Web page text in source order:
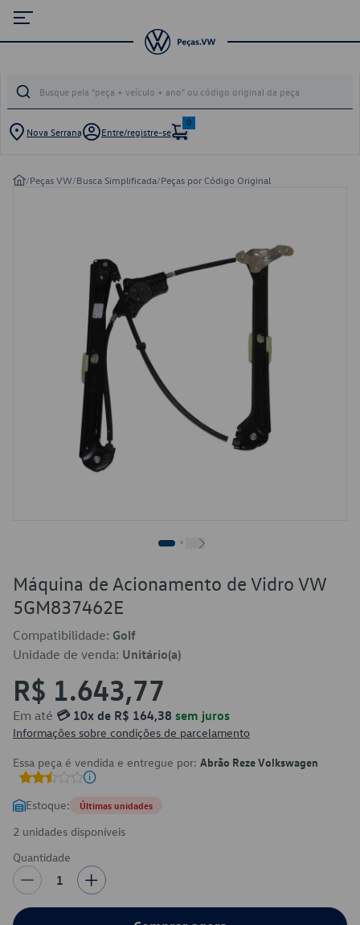
Nova Serrana Entre/registre-se
0
/Peças VW/Busca Simplificada/Peças por Código Original
Máquina de Acionamento de Vidro VW
5GM837462E
Compatibilidade: Golf
Unidade de venda: Unitário(a)
R$ 1.643,77
Em até 💳 10x de R$ 164,38 sem juros
Informações sobre condições de parcelamento
Essa peça é vendida e entregue por: Abrão Reze Volkswagen
Estoque: Últimas unidades
2 unidades disponíveis
Quantidade
1